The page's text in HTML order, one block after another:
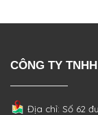
CÔNG TY
Địa chỉ: Số 62